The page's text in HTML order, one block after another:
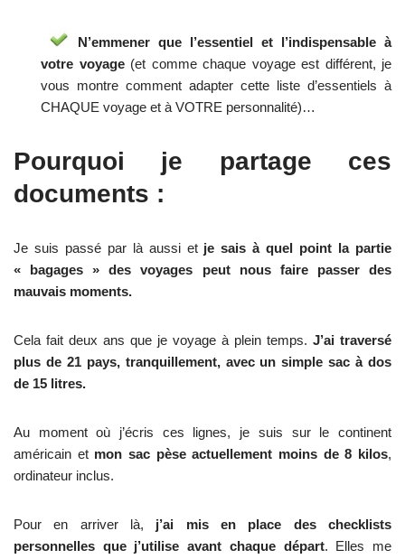
N’emmener que l’essentiel et l’indispensable à
votre voyage(et comme chaque voyage est différent, je
vous montre comment adapter cette liste d’essentiels à
CHAQUE voyage et à VOTRE personnalité)…
Pourquoi je partage ces
documents :
Je suis passé par là aussi et je sais à quel point la partie
« bagages » des voyages peut nous faire passer des
mauvais moments.
Cela fait deux ans que je voyage à plein temps. J’ai traversé
plus de 21 pays, tranquillement, avec un simple sac à dos
de 15 litres.
Au moment où j’écris ces lignes, je suis sur le continent
américain et mon sac pèse actuellement moins de 8 kilos,
ordinateur inclus.
Pour en arriver là, j’ai mis en place des checklists
personnelles que j’utilise avant chaque départ. Elles me